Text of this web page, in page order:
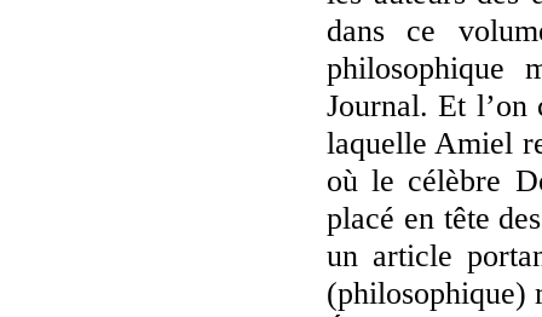
dans ce
philosophique
Journal. Et l’on
laquelle Amiel
où le célèbre
placé en tête
un article
(philosophique)